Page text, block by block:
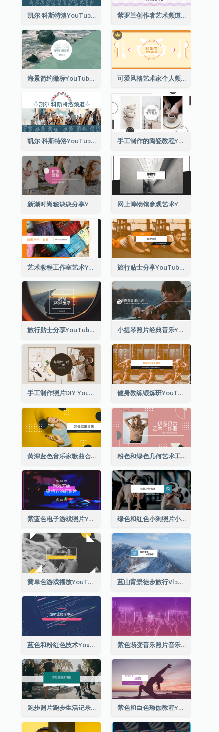
凯尔·科斯特洛YouTube频道图片2 紫罗兰创作者艺术频道Youtube频道图片
海景简约徽标YouTube频道图片 可爱风格艺术家个人频道标志Youtube频道图片
凯尔·科斯特洛YouTube频道图片 手工制作的陶瓷教程YouTube频道图片
新潮时尚秘诀诀分享YouTube频道图片 网上博物馆参观艺术YouTube频道图片
艺术教程工作室艺术YouTube频道图片 旅行贴士分享YouTube频道图片
旅行贴士分享YouTube频道图片 小提琴照片经典音乐YouTube频道图片
手工制作照片DIY YouTube频道图片 健身教练锻炼班YouTube频道图片
黄深蓝色音乐家歌曲合集YouTube频道图片 粉色和绿色几何艺术工作室YouTube频道图片
紫蓝色电子游戏照片YouTube频道图片 绿色和红色小狗照片小狗影音网志YouTube频道图片
黄单色游戏播放YouTube频道图片 蓝山背景徒步旅行Vlog YouTube频道图片
蓝色和粉红色技术YouTube频道图片 紫色渐变音乐照片音乐YouTube频道图片
跑步照片跑步生活记录YouTube频道图片 紫色和白色瑜伽教程YouTube频道图片